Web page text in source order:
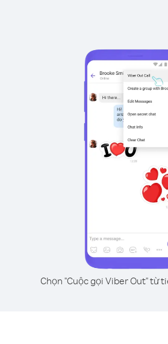
Chọn "Cuộc gọi Viber Out" từ